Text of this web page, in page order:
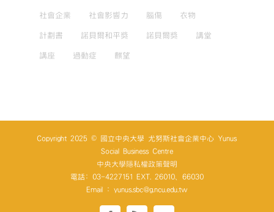
社會企業 社會影響力 腦傷 衣物
計劃書 諾貝爾和平獎 諾貝爾獎 講堂
講座 過動症 麒望
Copyright 2025 © 國立中央大學 尤努斯社會企業中心 Yunus
Social Business Centre
中央大學隱私權政策聲明
電話: 03-4227151 EXT. 26010、66030
Email : yunus.sbc@g.ncu.edu.tw